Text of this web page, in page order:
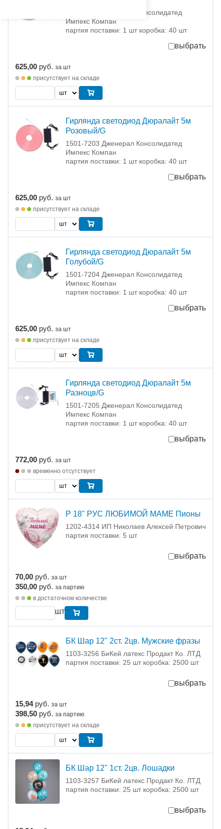
1501-7202 Дженерал Консолидатед
Импекс Компан
партия поставки: 1 шт коробка: 40 шт
выбрать
625,00 руб. за шт
присутствует на складе
Гирлянда светодиод Дюралайт 5м
Розовый/G
1501-7203 Дженерал Консолидатед
Импекс Компан
партия поставки: 1 шт коробка: 40 шт
выбрать
625,00 руб. за шт
присутствует на складе
Гирлянда светодиод Дюралайт 5м
Голубой/G
1501-7204 Дженерал Консолидатед
Импекс Компан
партия поставки: 1 шт коробка: 40 шт
выбрать
625,00 руб. за шт
присутствует на складе
Гирлянда светодиод Дюралайт 5м
Разноцв/G
1501-7205 Дженерал Консолидатед
Импекс Компан
партия поставки: 1 шт коробка: 40 шт
выбрать
772,00 руб. за шт
временно отсутствует
Р 18" РУС ЛЮБИМОЙ МАМЕ Пионы
1202-4314 ИП Николаев Алексей Петрович
партия поставки: 5 шт
выбрать
70,00 руб. за шт
350,00 руб. за партию
в достаточном количестве
шт
БК Шар 12" 2ст. 2цв. Мужские фразы
1103-3256 БиКей латекс Продакт Ко. ЛТД
партия поставки: 25 шт коробка: 2500 шт
выбрать
15,94 руб. за шт
398,50 руб. за партию
присутствует на складе
БК Шар 12" 1ст. 2цв. Лошадки
1103-3257 БиКей латекс Продакт Ко. ЛТД
партия поставки: 25 шт коробка: 2500 шт
выбрать